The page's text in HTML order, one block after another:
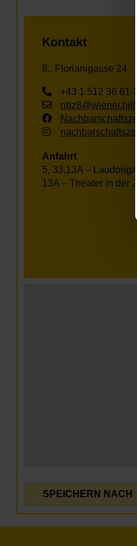
Kontakt
8., Florianigasse 24
+43 1 512 36 61-
Anfahrt
5, 33,13A –
13A – Theater in der
SPEICHERN NACH